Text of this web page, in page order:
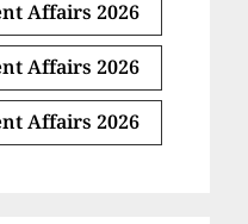
Affairs 2026
Affairs 2026
Affairs 2026